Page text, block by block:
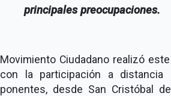
principales preocupaciones.
Movimiento Ciudadano realizó
con la participación a
ponentes, desde San Cristóbal